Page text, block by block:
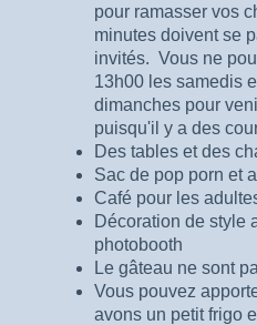
pour ramasser vos
minutes doivent se
invités. Vous ne
13h00 les samedis
dimanches pour
puisqu'il y a des
Des tables et des
Sac de pop porn et
Café pour les
Décoration de style
photobooth
Le gâteau ne sont
Vous pouvez
avons un petit frigo